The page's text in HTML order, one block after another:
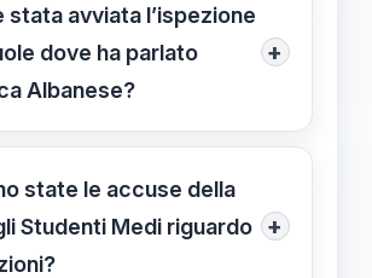
stata avviata l’ispezione
dove ha parlato
Albanese?
+
è stata avviata dal
dell’Istruzione in risposta
riguardanti la
di Albanese e il
state le accuse della
Studenti Medi riguardo
+